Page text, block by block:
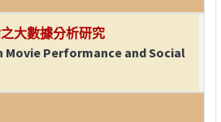
大數據分析研究
Movie Performance and Social